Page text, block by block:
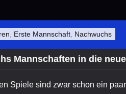
Erste Mannschaft Nachwuchs
Mannschaften in die
Spiele sind zwar schon ein